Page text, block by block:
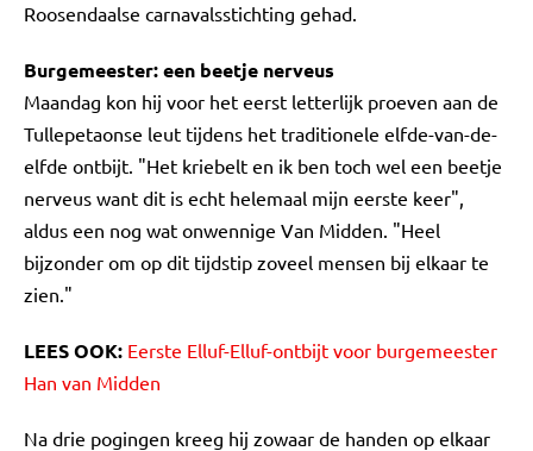
Roosendaalse carnavalsstichting gehad.
Burgemeester: een beetje nerveus
Maandag kon hij voor het eerst letterlijk proeven aan de
Tullepetaonse leut tijdens het traditionele elfde-van-de-
elfde ontbijt. "Het kriebelt en ik ben toch wel een beetje
nerveus want dit is echt helemaal mijn eerste keer",
aldus een nog wat onwennige Van Midden. "Heel
bijzonder om op dit tijdstip zoveel mensen bij elkaar te
zien."
LEES OOK: Eerste Elluf-Elluf-ontbijt voor burgemeester
Han van Midden
Na drie pogingen kreeg hij zowaar de handen op elkaar